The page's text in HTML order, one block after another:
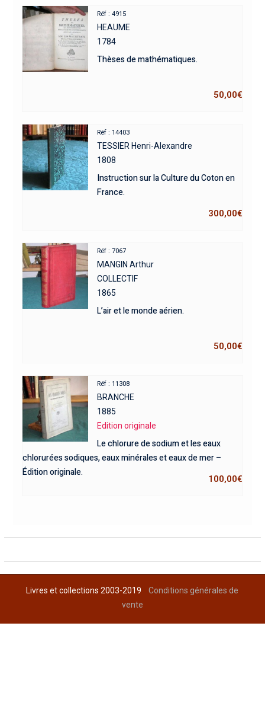
Réf : 4915
HEAUME
1784
Thèses de mathématiques.
50,00€
Réf : 14403
TESSIER Henri-Alexandre
1808
Instruction sur la Culture du Coton en
France.
300,00€
Réf : 7067
MANGIN Arthur
COLLECTIF
1865
L’air et le monde aérien.
50,00€
Réf : 11308
BRANCHE
1885
Edition originale
Le chlorure de sodium et les eaux
chlorurées sodiques, eaux minérales et eaux de mer –
Édition originale.
100,00€
Livres et collections 2003-2019Conditions générales de
vente